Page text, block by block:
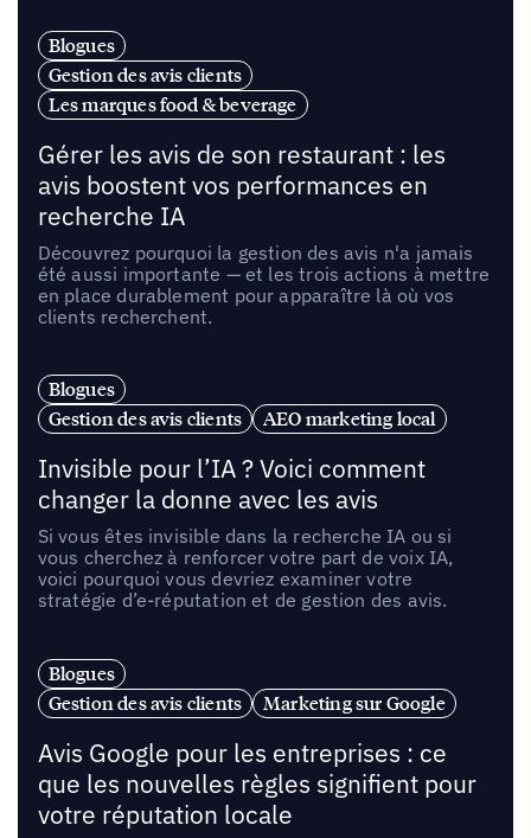
Blogues
Gestion des avis clients
Les marques food & beverage
Gérer les avis de son restaurant : les
avis boostent vos performances en
recherche IA
Découvrez pourquoi la gestion des avis n'a jamais
été aussi importante — et les trois actions à mettre
en place durablement pour apparaître là où vos
clients recherchent.
Blogues
Gestion des avis clients
AEO marketing local
Invisible pour l’IA ? Voici comment
changer la donne avec les avis
Si vous êtes invisible dans la recherche IA ou si
vous cherchez à renforcer votre part de voix IA,
voici pourquoi vous devriez examiner votre
stratégie d’e-réputation et de gestion des avis.
Blogues
Gestion des avis clients
Marketing sur Google
Avis Google pour les entreprises : ce
que les nouvelles règles signifient pour
votre réputation locale